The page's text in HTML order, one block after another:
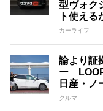
型ヴォク
ト使え
カーライフ
論より証
ー LOOP
日産・ノ
クルマ